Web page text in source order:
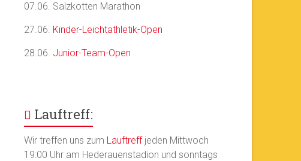
07.06. Salzkotten Marathon
27.06. Kinder-Leichtathletik-Open
28.06. Junior-Team-Open
Lauftreff:
Wir treffen uns zum Lauftreffjeden Mittwoch
19:00 Uhr am Hederauenstadion und sonntags